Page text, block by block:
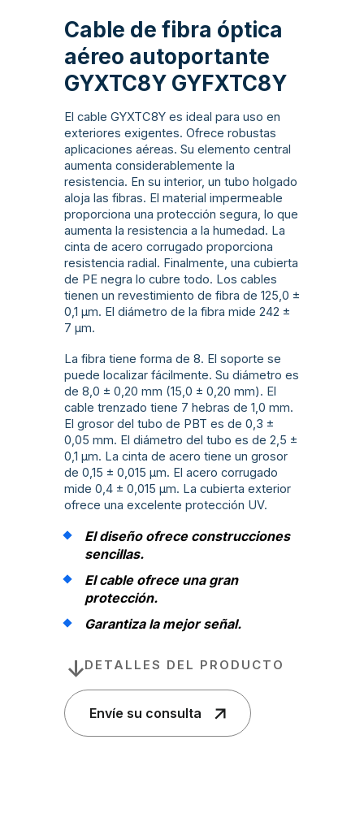
Cable de fibra óptica
aéreo autoportante
GYXTC8Y GYFXTC8Y
El cable GYXTC8Y es ideal para uso en
exteriores exigentes. Ofrece robustas
aplicaciones aéreas. Su elemento central
aumenta considerablemente la
resistencia. En su interior, un tubo holgado
aloja las fibras. El material impermeable
proporciona una protección segura, lo que
aumenta la resistencia a la humedad. La
cinta de acero corrugado proporciona
resistencia radial. Finalmente, una cubierta
de PE negra lo cubre todo. Los cables
tienen un revestimiento de fibra de 125,0 ±
0,1 µm. El diámetro de la fibra mide 242 ±
7 µm.
La fibra tiene forma de 8. El soporte se
puede localizar fácilmente. Su diámetro es
de 8,0 ± 0,20 mm (15,0 ± 0,20 mm). El
cable trenzado tiene 7 hebras de 1,0 mm.
El grosor del tubo de PBT es de 0,3 ±
0,05 mm. El diámetro del tubo es de 2,5 ±
0,1 µm. La cinta de acero tiene un grosor
de 0,15 ± 0,015 µm. El acero corrugado
mide 0,4 ± 0,015 µm. La cubierta exterior
ofrece una excelente protección UV.
El diseño ofrece construcciones
sencillas.
El cable ofrece una gran
protección.
Garantiza la mejor señal.
DETALLES DEL PRODUCTO
Envíe su consulta